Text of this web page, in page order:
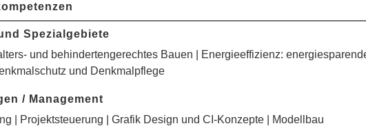
Spezialgebiete
und behindertengerechtes Bauen | Energieeffizienz:
und Denkmalpflege
/ Management
| Projektsteuerung | Grafik Design und CI-Konzepte | Modellbau